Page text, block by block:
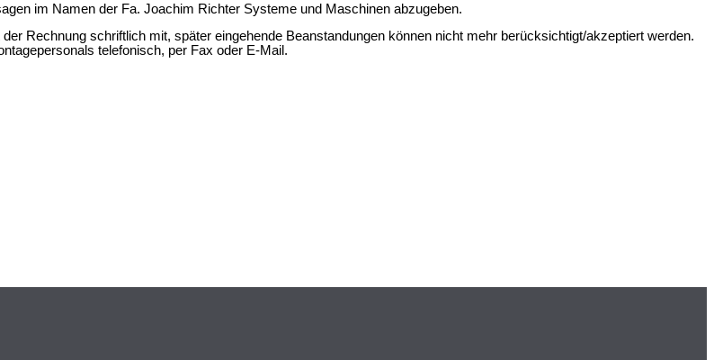
im Namen der Fa. Joachim Richter Systeme und Maschinen abzugeben.
Rechnung schriftlich mit, später eingehende Beanstandungen können nicht mehr berücksichtigt/akzeptiert werden.
telefonisch, per Fax oder E-Mail.